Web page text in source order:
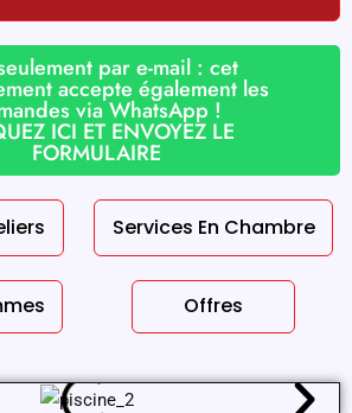
par e-mail : cet
accepte également les
via WhatsApp !
ICI ET ENVOYEZ LE
FORMULAIRE
Services En Chambre
Offres